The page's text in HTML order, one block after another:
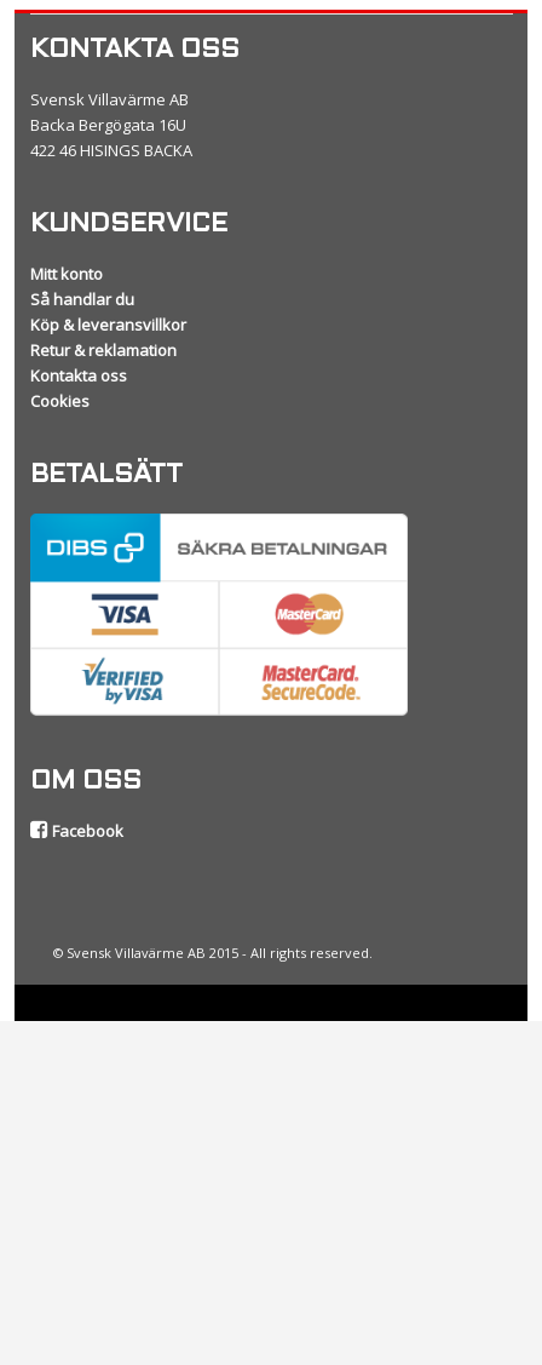
KONTAKTA OSS
Svensk Villavärme AB
Backa Bergögata 16U
422 46 HISINGS BACKA
KUNDSERVICE
Mitt konto
Så handlar du
Köp & leveransvillkor
Retur & reklamation
Kontakta oss
Cookies
BETALSÄTT
OM OSS
Facebook
© Svensk Villavärme AB 2015 - All rights reserved.